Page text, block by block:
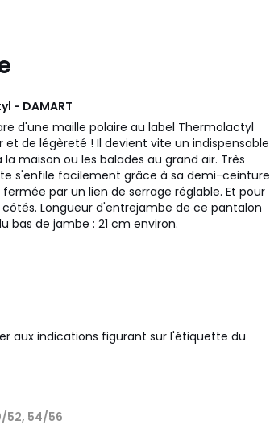
- DAMART
d'une maille polaire au label Thermolactyl
de légèreté ! Il devient vite un indispensable
maison ou les balades au grand air. Très
s'enfile facilement grâce à sa demi-ceinture
par un lien de serrage réglable. Et pour
Longueur d'entrejambe de ce pantalon
bas de jambe : 21 cm environ.
aux indications figurant sur l'étiquette du
52, 54/56